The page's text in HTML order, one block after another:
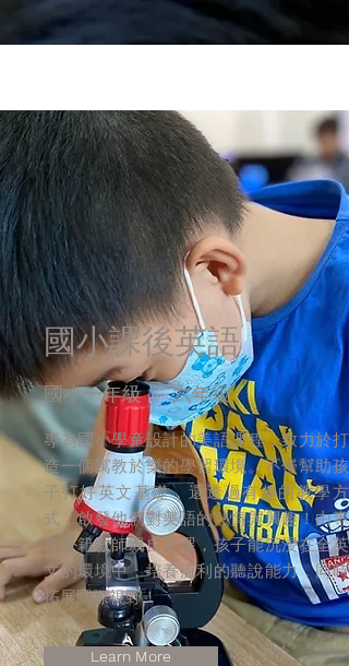
​國小課後英語
​國小一年級 ～ 六年級
專為國小學童設計的美語課程，致力於打
造一個寓教於樂的學習環境。不僅幫助孩
子打好英文基礎，還透過有趣的教學方
式，啟發他們對美語的熱情與興趣！由專
業外籍教師親自授課，孩子能沉浸在全英
文的環境中，培養流利的聽說能力，同時
拓展國際視野！
Learn More